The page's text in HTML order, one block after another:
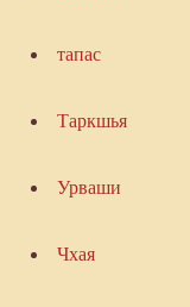
тапас
Таркшья
Урваши
Чхая